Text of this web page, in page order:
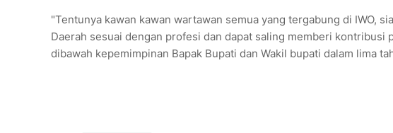
"Tentunya kawan kawan wartawan semua yang tergabung di IWO,
Daerah sesuai dengan profesi dan dapat saling memberi kontribusi
dibawah kepemimpinan Bapak Bupati dan Wakil bupati dalam lima